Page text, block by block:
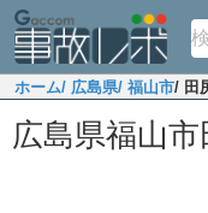
ホーム/ 広島県/ 福山市/ 田
広島県福山